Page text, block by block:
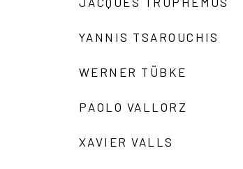
YANNIS TSAROUCHIS
WERNER TÜBKE
PAOLO VALLORZ
XAVIER VALLS